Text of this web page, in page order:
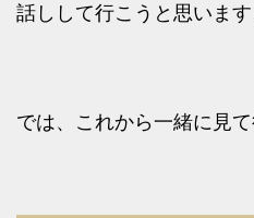
話しして行こうと思います
では、これから一緒に見